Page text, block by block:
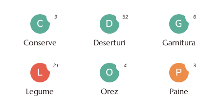
C
Conserve
9
D
Deserturi
52
G
Garnitura
6
L
Legume
21
O
Orez
4
P
Paine
3